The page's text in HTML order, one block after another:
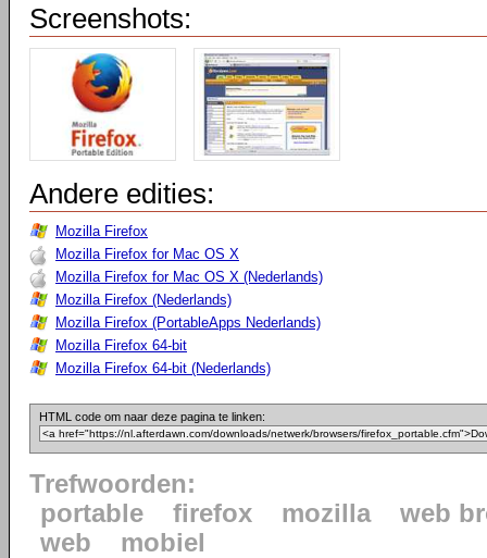
Screenshots:
Andere edities:
Mozilla Firefox
Mozilla Firefox for Mac OS X
Mozilla Firefox for Mac OS X (Nederlands)
Mozilla Firefox (Nederlands)
Mozilla Firefox (PortableApps Nederlands)
Mozilla Firefox 64-bit
Mozilla Firefox 64-bit (Nederlands)
HTML code om naar deze pagina te linken:
Trefwoorden:
portable
firefox mozilla
web
web
mobiel